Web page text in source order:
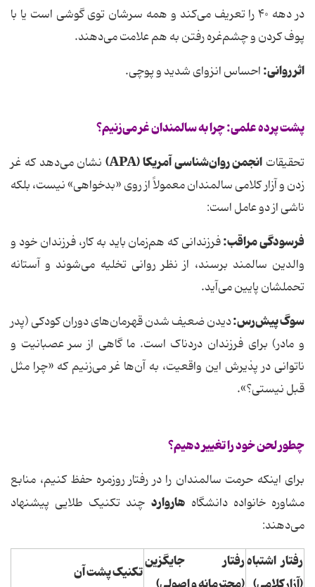
در دهه ۴۰ را تعریف می‌کند و همه سرشان توی گوشی است یا با
پوف کردن و چشم‌غره رفتن به هم علامت می‌دهند.
اثر روانی:احساس انزوای شدید و پوچی.
پشت پرده علمی: چرا به سالمندان غر می‌زنیم؟
تحقیقات انجمن روان‌شناسی آمریکا (APA
) نشان می‌دهد که غر
زدن و آزار کلامی سالمندان معمولاً از روی «بدخواهی» نیست، بلکه
ناشی از دو عامل است:
فرسودگی مراقب:فرزندانی که هم‌زمان باید به کار، فرزندان خود و
والدین سالمند برسند، از نظر روانی تخلیه می‌شوند و آستانه
تحملشان پایین می‌آید.
سوگ پیش‌رس:دیدن ضعیف شدن قهرمان‌های دوران کودکی (پدر
و مادر) برای فرزندان دردناک است. ما گاهی از سر عصبانیت و
ناتوانی در پذیرش این واقعیت، به آن‌ها غر می‌زنیم که «چرا مثل
قبل نیستی؟».
چطور لحن خود را تغییر دهیم؟
برای اینکه حرمت سالمندان را در رفتار روزمره حفظ کنیم، منابع
مشاوره خانواده دانشگاه هاروارد چند تکنیک طلایی پیشنهاد
می‌دهند:
رفتار اشتباهرفتار جایگزین
تکنیک پشت آن